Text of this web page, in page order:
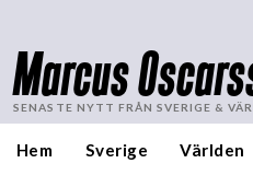
Marcus
SENASTE NYTT FRÅN SVERIGE &
Hem Sverige Världen